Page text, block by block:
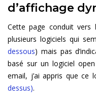
d’affichage
Cette page conduit vers
plusieurs logiciels qui
dessous) mais pas
basé sur un logiciel
email, j’ai appris que ce
dessus).